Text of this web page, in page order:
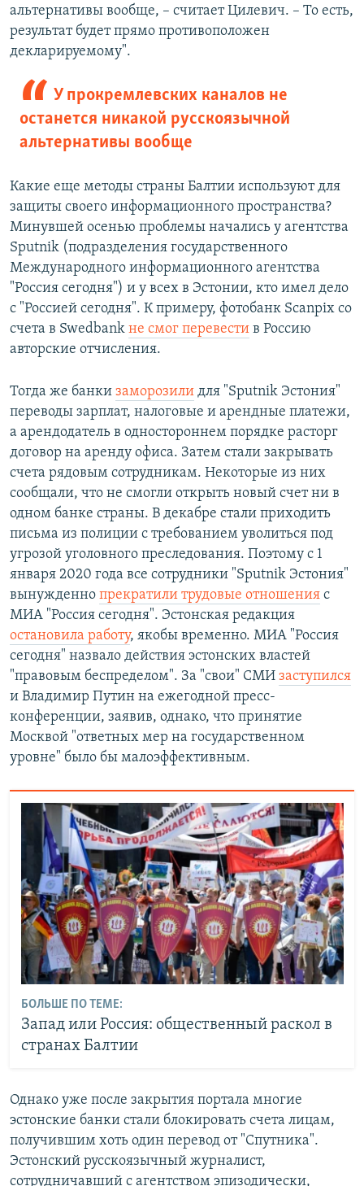
альтернативы вообще, – считает Цилевич. – То есть,
результат будет прямо противоположен
декларируемому".
У прокремлевских каналов не
останется никакой русскоязычной
альтернативы вообще
Какие еще методы страны Балтии используют для
защиты своего информационного пространства?
Минувшей осенью проблемы начались у агентства
Sputnik (подразделения государственного
Международного информационного агентства
"Россия сегодня") и у всех в Эстонии, кто имел дело
с "Россией сегодня". К примеру, фотобанк Scanpix со
счета в Swedbank не смог перевести в Россию
авторские отчисления.
Тогда же банки заморозили для "Sputnik Эстония"
переводы зарплат, налоговые и арендные платежи,
а арендодатель в одностороннем порядке расторг
договор на аренду офиса. Затем стали закрывать
счета рядовым сотрудникам. Некоторые из них
сообщали, что не смогли открыть новый счет ни в
одном банке страны. В декабре стали приходить
письма из полиции с требованием уволиться под
угрозой уголовного преследования. Поэтому с 1
января 2020 года все сотрудники "Sputnik Эстония"
вынужденно прекратили трудовые отношения с
МИА "Россия сегодня". Эстонская редакция
остановила работу, якобы временно. МИА "Россия
сегодня" назвало действия эстонских властей
"правовым беспределом". За "свои" СМИ заступился
и Владимир Путин на ежегодной пресс-
конференции, заявив, однако, что принятие
Москвой "ответных мер на государственном
уровне" было бы малоэффективным.
БОЛЬШЕ ПО ТЕМЕ:
Запад или Россия: общественный раскол в
странах Балтии
Однако уже после закрытия портала многие
эстонские банки стали блокировать счета лицам,
получившим хоть один перевод от "Спутника".
Эстонский русскоязычный журналист,
сотрудничавший с агентством эпизодически,